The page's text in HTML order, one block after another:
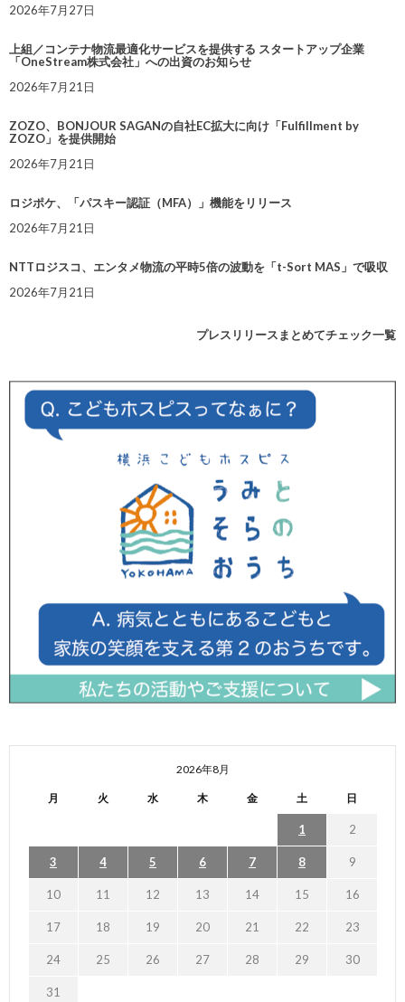
2026年7月27日
上組／コンテナ物流最適化サービスを提供する スタートアップ企業
「OneStream株式会社」への出資のお知らせ
2026年7月21日
ZOZO、BONJOUR SAGANの自社EC拡大に向け「Fulfillment by
ZOZO」を提供開始
2026年7月21日
ロジポケ、「パスキー認証（MFA）」機能をリリース
2026年7月21日
NTTロジスコ、エンタメ物流の平時5倍の波動を「t-Sort MAS」で吸収
2026年7月21日
プレスリリースまとめてチェック一覧
2026年8月
月 火 水 木 金 土 日
1 2
3 4 5 6 7 8 9
10 11 12 13 14 15 16
17 18 19 20 21 22 23
24 25 26 27 28 29 30
31